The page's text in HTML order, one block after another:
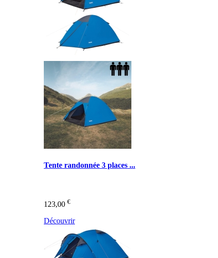
Tente randonnée 3 places ...
123,00 €
Découvrir